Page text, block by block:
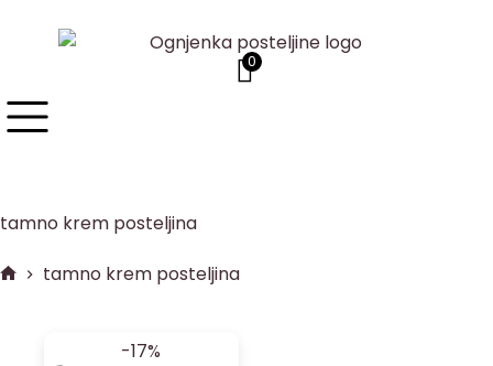
0
tamno krem posteljina
tamno krem posteljina
-17%